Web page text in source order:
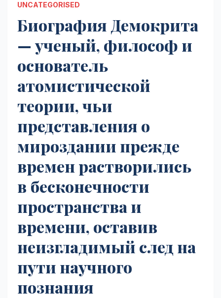
UNCATEGORISED
Биография Демокрита
— ученый, философ и
основатель
атомистической
теории, чьи
представления о
мироздании прежде
времен растворились
в бесконечности
пространства и
времени, оставив
неизгладимый след на
пути научного
познания